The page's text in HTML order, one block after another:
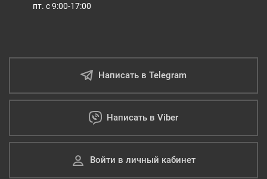
пт. с 9:00-17:00
Написать в Telegram
Написать в Viber
Войти в личный кабинет